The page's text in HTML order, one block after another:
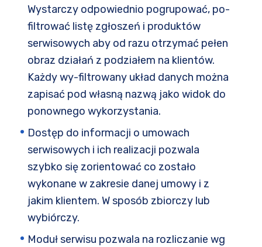
Wystarczy odpowiednio pogrupować, po-
filtrować listę zgłoszeń i produktów
serwisowych aby od razu otrzymać pełen
obraz działań z podziałem na klientów.
Każdy wy-filtrowany układ danych można
zapisać pod własną nazwą jako widok do
ponownego wykorzystania.
Dostęp do informacji o umowach
serwisowych i ich realizacji pozwala
szybko się zorientować co zostało
wykonane w zakresie danej umowy i z
jakim klientem. W sposób zbiorczy lub
wybiórczy.
Moduł serwisu pozwala na rozliczanie wg